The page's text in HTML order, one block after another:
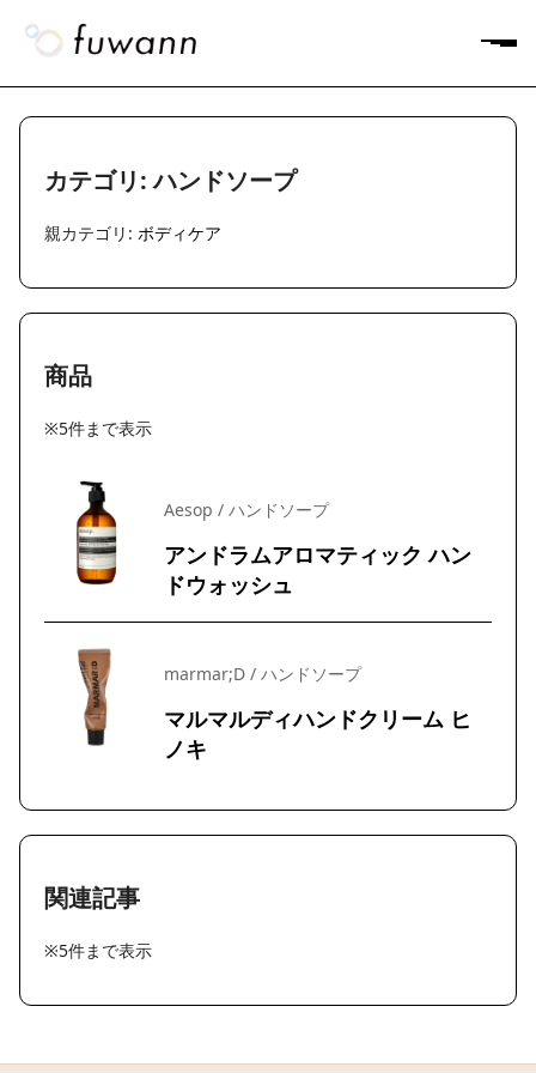
カテゴリ: ハンドソープ
親カテゴリ: ボディケア
商品
※5件まで表示
Aesop / ハンドソープ
アンドラムアロマティック ハン
ドウォッシュ
marmar;D / ハンドソープ
マルマルディハンドクリーム ヒ
ノキ
関連記事
※5件まで表示